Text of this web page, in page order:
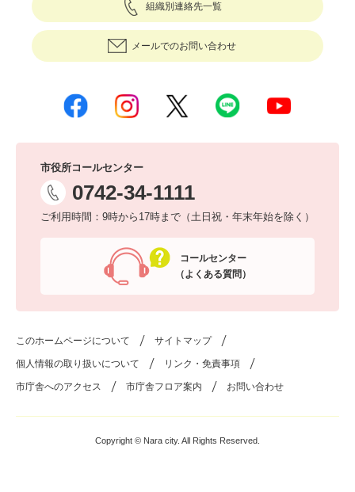
組織別連絡先一覧
メールでのお問い合わせ
市役所コールセンター
0742-34-1111
ご利用時間：9時から17時まで（土日祝・年末年始を除く）
コールセンター
（よくある質問）
このホームページについて サイトマップ
個人情報の取り扱いについて リンク・免責事項
市庁舎へのアクセス 市庁舎フロア案内 お問い合わせ
Copyright © Nara city. All Rights Reserved.